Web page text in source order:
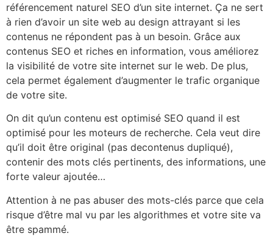
référencement naturel SEO d’un site internet. Ça ne sert
à rien d’avoir un site web au design attrayant si les
contenus ne répondent pas à un besoin. Grâce aux
contenus SEO et riches en information, vous améliorez
la visibilité de votre site internet sur le web. De plus,
cela permet également d’augmenter le trafic organique
de votre site.
On dit qu’un contenu est optimisé SEO quand il est
optimisé pour les moteurs de recherche. Cela veut dire
qu’il doit être original (pas decontenus dupliqué),
contenir des mots clés pertinents, des informations, une
forte valeur ajoutée…
Attention à ne pas abuser des mots-clés parce que cela
risque d’être mal vu par les algorithmes et votre site va
être spammé.